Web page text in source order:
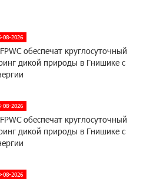
08-2026
обеспечат круглосуточный
дикой природы в Гнишике с
08-2026
обеспечат круглосуточный
дикой природы в Гнишике с
08-2026